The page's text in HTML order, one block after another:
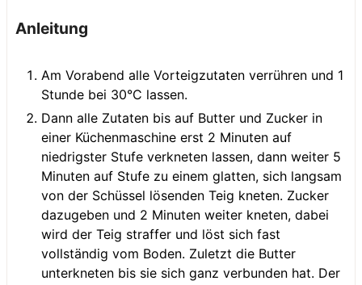
Anleitung
Am Vorabend alle Vorteigzutaten verrühren und 1
Stunde bei 30°C lassen.
Dann alle Zutaten bis auf Butter und Zucker in
einer Küchenmaschine erst 2 Minuten auf
niedrigster Stufe verkneten lassen, dann weiter 5
Minuten auf Stufe zu einem glatten, sich langsam
von der Schüssel lösenden Teig kneten. Zucker
dazugeben und 2 Minuten weiter kneten, dabei
wird der Teig straffer und löst sich fast
vollständig vom Boden. Zuletzt die Butter
unterkneten bis sie sich ganz verbunden hat. Der